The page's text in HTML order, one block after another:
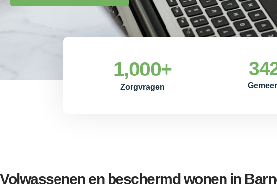
Zorgvragen
1,000+
Volwassenen en beschermd wonen in